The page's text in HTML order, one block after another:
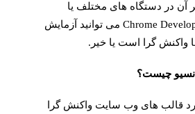
آن در دستگاه های مختلف یا
استفاده از Chrome Developer Tools می توانید آزمایش
واکنش گرا است یا خیر.
چیست؟
قالب های وب سایت واکنش گرا